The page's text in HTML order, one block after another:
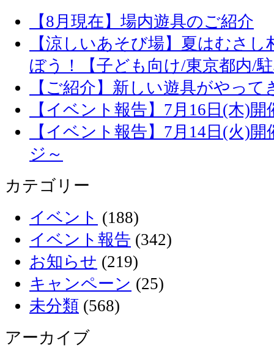
【8月現在】場内遊具のご紹介
【涼しいあそび場】夏はむさ
ぼう！【子ども向け/東京都内/
【ご紹介】新しい遊具がやって
【イベント報告】7月16日(木)
【イベント報告】7月14日(火)
ジ～
カテゴリー
イベント (188)
イベント報告 (342)
お知らせ (219)
キャンペーン (25)
未分類 (568)
アーカイブ